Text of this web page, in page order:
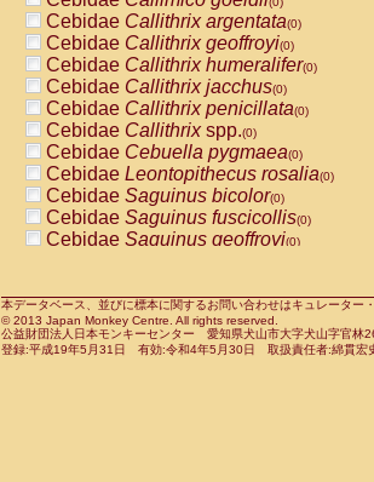
PitheciidaeCallicebus torquatus
PitheciidaeCallicebusspp.(0)
PitheciidaeChiropotes satanas(0)
PitheciidaePithecia monachus
PitheciidaePithecia pithecia(0)
CercopithecidaeCercocebus agilis
CercopithecidaeCercocebus
CercopithecidaeCercocebus
CercopithecidaeCercocebus
CercopithecidaeCercocebus
CercopithecidaeCercocebushybrid
CercopithecidaePapio anubis(0)
CercopithecidaePapio cynocephalus
CercopithecidaePapio hamadryas(0)
Cebidae Callithrix argentata(0)
Cebidae Callithrix geoffroyi(0)
Cebidae Callithrix humeralifer(0)
Cebidae Callithrix jacchus(0)
Cebidae Callithrix penicillata(0)
Cebidae Callithrixspp.(0)
Cebidae Cebuella pygmaea(0)
Cebidae Leontopithecus rosalia(0)
Cebidae Saguinus bicolor(0)
Cebidae Saguinus fuscicollis(0)
Cebidae Saguinus geoffroyi(0)
CebidaeSaguinus leucopus(0)
CebidaeSaguinus midas(0)
Cebidae Saguinus mystax(0)
本データベース、並びに標本に関するお問い合わせはキュレータ
© 2013 Japan Monkey Centre. All rights reserved.
公益財団法人日本モンキーセンター 愛知県犬山市大字犬山字官
登録:平成19年5月31日 有効:令和4年5月30日 取扱責任者:綿貫宏